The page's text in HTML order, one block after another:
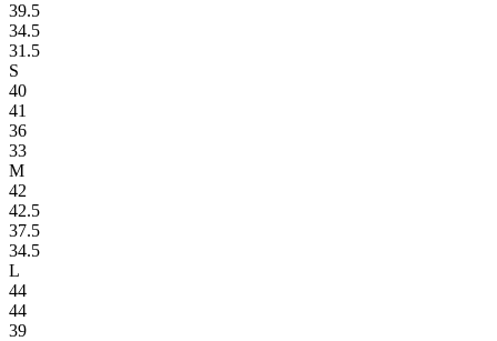
39.5
34.5
31.5
S
40
41
36
33
M
42
42.5
37.5
34.5
L
44
44
39